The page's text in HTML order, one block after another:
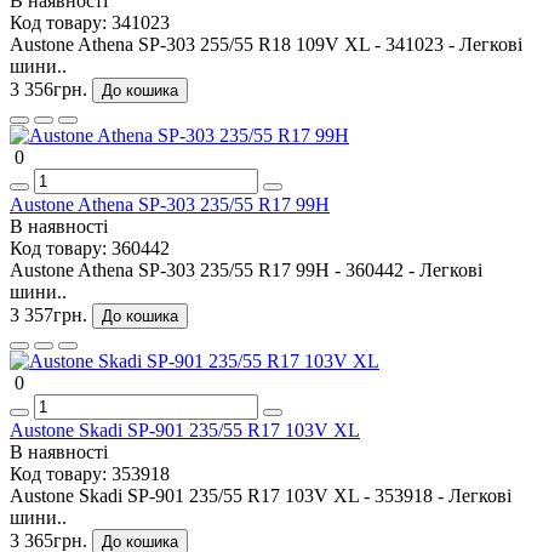
Код товару: 341023
Austone Athena SP-303 255/55 R18 109V XL - 341023 - Легкові
шини..
3 356грн.
До кошика
0
Austone Athena SP-303 235/55 R17 99H
В наявності
Код товару: 360442
Austone Athena SP-303 235/55 R17 99H - 360442 - Легкові
шини..
3 357грн.
До кошика
0
Austone Skadi SP-901 235/55 R17 103V XL
В наявності
Код товару: 353918
Austone Skadi SP-901 235/55 R17 103V XL - 353918 - Легкові
шини..
3 365грн.
До кошика